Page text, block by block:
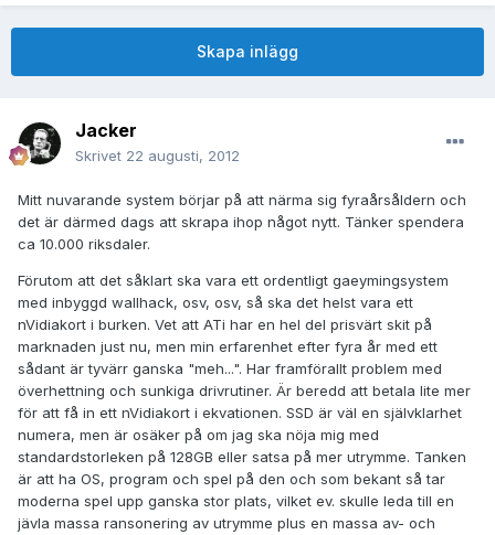
Skapa inlägg
Jacker
Skrivet 22 augusti, 2012
Mitt nuvarande system börjar på att närma sig fyraårsåldern och
det är därmed dags att skrapa ihop något nytt. Tänker spendera
ca 10.000 riksdaler.
Förutom att det såklart ska vara ett ordentligt gaeymingsystem
med inbyggd wallhack, osv, osv, så ska det helst vara ett
nVidiakort i burken. Vet att ATi har en hel del prisvärt skit på
marknaden just nu, men min erfarenhet efter fyra år med ett
sådant är tyvärr ganska "meh...". Har framförallt problem med
överhettning och sunkiga drivrutiner. Är beredd att betala lite mer
för att få in ett nVidiakort i ekvationen. SSD är väl en självklarhet
numera, men är osäker på om jag ska nöja mig med
standardstorleken på 128GB eller satsa på mer utrymme. Tanken
är att ha OS, program och spel på den och som bekant så tar
moderna spel upp ganska stor plats, vilket ev. skulle leda till en
jävla massa ransonering av utrymme plus en massa av- och